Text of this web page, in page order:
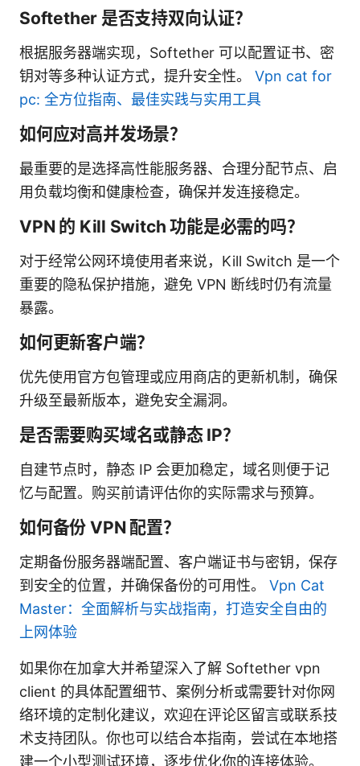
Softether 是否支持双向认证？
根据服务器端实现，Softether 可以配置证书、密
钥对等多种认证方式，提升安全性。 Vpn cat for
pc: 全方位指南、最佳实践与实用工具
如何应对高并发场景？
最重要的是选择高性能服务器、合理分配节点、启
用负载均衡和健康检查，确保并发连接稳定。
VPN 的 Kill Switch 功能是必需的吗？
对于经常公网环境使用者来说，Kill Switch 是一个
重要的隐私保护措施，避免 VPN 断线时仍有流量
暴露。
如何更新客户端？
优先使用官方包管理或应用商店的更新机制，确保
升级至最新版本，避免安全漏洞。
是否需要购买域名或静态 IP？
自建节点时，静态 IP 会更加稳定，域名则便于记
忆与配置。购买前请评估你的实际需求与预算。
如何备份 VPN 配置？
定期备份服务器端配置、客户端证书与密钥，保存
到安全的位置，并确保备份的可用性。 Vpn Cat
Master：全面解析与实战指南，打造安全自由的
上网体验
如果你在加拿大并希望深入了解 Softether vpn
client 的具体配置细节、案例分析或需要针对你网
络环境的定制化建议，欢迎在评论区留言或联系技
术支持团队。你也可以结合本指南，尝试在本地搭
建一个小型测试环境，逐步优化你的连接体验。